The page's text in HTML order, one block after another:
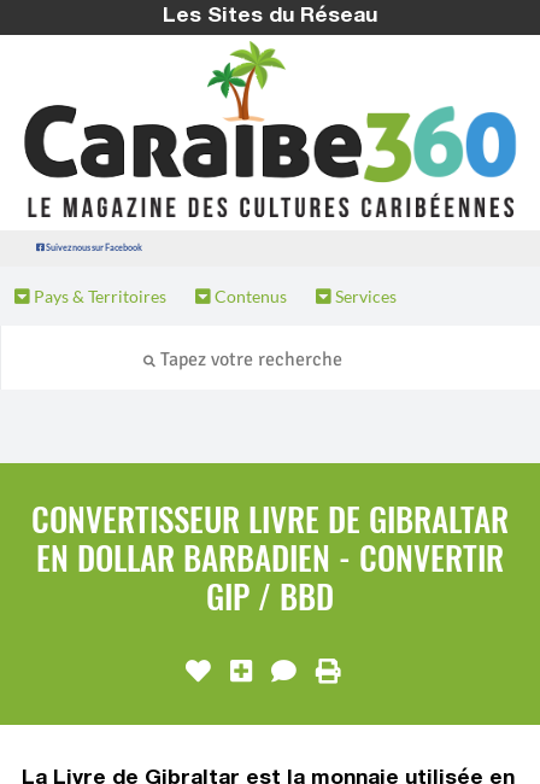
Les Sites du Réseau
Suivez nous sur Facebook
Pays & Territoires Contenus Services
CONVERTISSEUR LIVRE DE GIBRALTAR
EN DOLLAR BARBADIEN - CONVERTIR
GIP / BBD
La Livre de Gibraltar est la monnaie utilisée en